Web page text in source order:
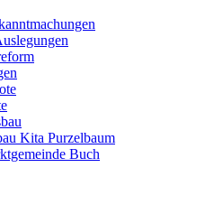
Kita Purzelbaum
Buch